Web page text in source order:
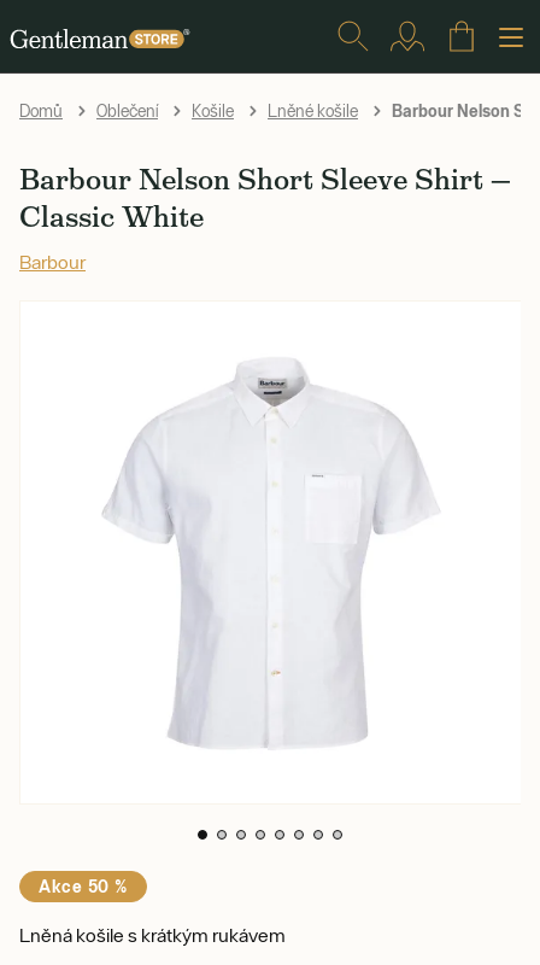
Domů Oblečení Košile Lněné košile Barbour Nelson
Barbour Nelson Short Sleeve Shirt —
Classic White
Barbour
Akce 50 %
Lněná košile s krátkým rukávem